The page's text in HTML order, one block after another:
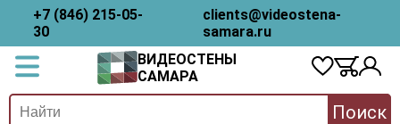
+7 (846) 215-05-
30
clients@videostena-
samara.ru
ВИДЕОСТЕНЫ
САМАРА
Поиск